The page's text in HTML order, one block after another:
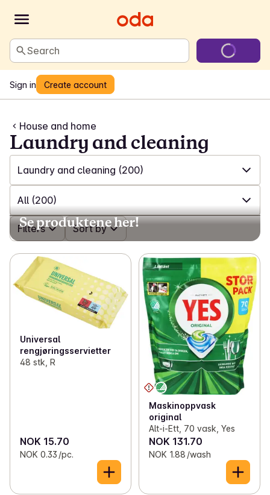
Search
Sign in Create account
House and home
Laundry and cleaning
Laundry and cleaning (200)
✓ All (551)
✓ Laundry and cleaning(200)
✓ Toilet paper and kitchen rolls (13)
Bags, wrap and foil (45)
✓ Batteries (20)
✓ Decorations
Kitchen equipment (70)
(12)
All (200)
✓ All(200)
✓ Cleaning products (88)
✓ Dishwashing (31)
Klesvask storforpakning
✓ Laundry
✓ Cloths, sponges and gloves (32)
Filters Sort by
Se produktene her!
Universal
rengjøringsservietter
48 stk, R
NOK 15.70
NOK 0.33 /pc.
Maskinoppvask
original
Alt-i-Ett, 70 vask, Yes
NOK 131.70
NOK 1.88 /wash